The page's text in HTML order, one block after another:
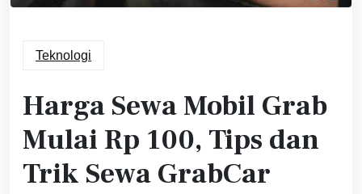
Teknologi
Harga Sewa Mobil Grab
Mulai Rp 100, Tips dan
Trik Sewa GrabCar